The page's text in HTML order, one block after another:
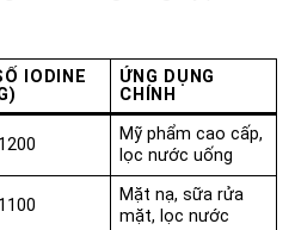
IODINE
ỨNG DỤNG
CHÍNH
Mỹ phẩm cao cấp,
lọc nước uống
Mặt nạ, sữa rửa
mặt, lọc nước